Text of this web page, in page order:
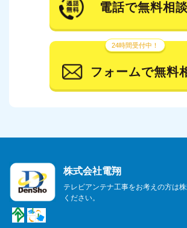
電話で無料相談
24時間受付中！
フォームで無料
株式会社電翔
テレビアンテナ工事をお考えの方は
ください。